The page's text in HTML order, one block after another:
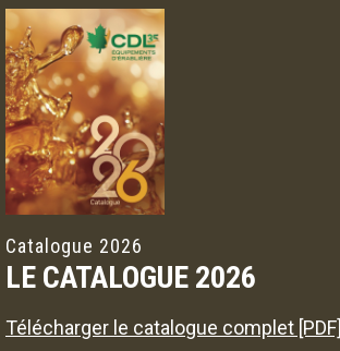
Catalogue 2026
LE CATALOGUE 2026
Télécharger le catalogue complet [PDF]